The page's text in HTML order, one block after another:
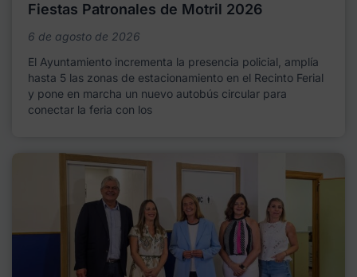
Fiestas Patronales de Motril 2026
6 de agosto de 2026
El Ayuntamiento incrementa la presencia policial, amplía
hasta 5 las zonas de estacionamiento en el Recinto Ferial
y pone en marcha un nuevo autobús circular para
conectar la feria con los